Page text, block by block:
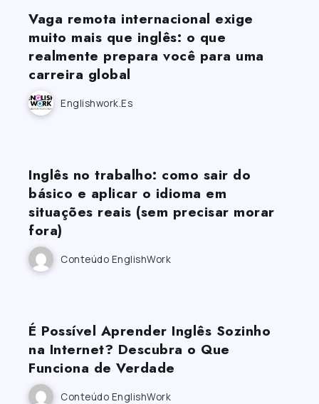
Vaga remota internacional exige
muito mais que inglês: o que
realmente prepara você para uma
carreira global
Englishwork.es
Inglês no trabalho: como sair do
básico e aplicar o idioma em
situações reais (sem precisar morar
fora)
Conteúdo EnglishWork
É Possível Aprender Inglês Sozinho
na Internet? Descubra o Que
Funciona de Verdade
Conteúdo EnglishWork